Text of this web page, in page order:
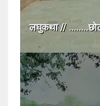
लघुकथा //